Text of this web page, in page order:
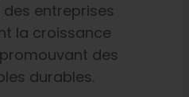
entreprises
la croissance
des
durables.